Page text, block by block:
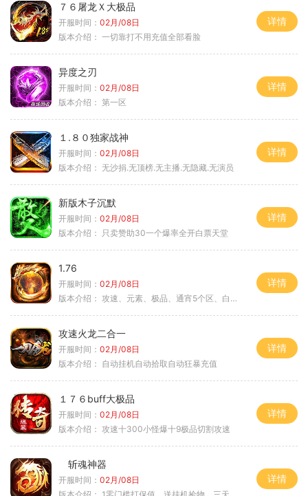
７６屠龙Ｘ大极品
开服时间： 02月/08日
版本介绍： 一切靠打不用充值全部看脸
详情
异度之刃
开服时间： 02月/08日
版本介绍： 第一区
详情
１.８０独家战神
开服时间： 02月/08日
版本介绍： 无沙捐.无顶榜.无主播.无隐藏.无演员
详情
新版木子沉默
开服时间： 02月/08日
版本介绍： 只卖赞助30一个爆率全开白票天堂
详情
1.76
开服时间： 02月/08日
版本介绍： 攻速、元素、极品、通宵5个区、白天10个区
详情
攻速火龙二合一
开服时间： 02月/08日
版本介绍： 自动挂机自动拾取自动狂暴充值
详情
１７６buff大极品
开服时间： 02月/08日
版本介绍： 攻速十300小怪爆十9极品切割攻速
详情
斩魂神器
开服时间： 02月/08日
详情